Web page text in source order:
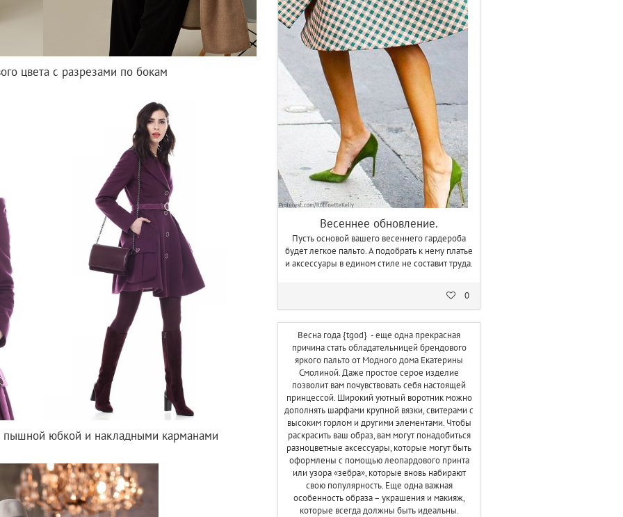
цвета с разрезами по бокам
Весеннее обновление.
Пусть основой вашего весеннего гардероба
будет легкое пальто. А подобрать к нему платье
и аксессуары в едином стиле не составит труда.
0
пышной юбкой и накладными карманами
Весна года {tgod} - еще одна прекрасная
причина стать обладательницей брендового
яркого пальтоот Модного дома Екатерины
Смолиной. Даже простое серое изделие
позволит вам почувствовать себя настоящей
принцессой. Широкий уютный воротник можно
дополнять шарфами крупной вязки, свитерами с
высоким горлом и другими элементами. Чтобы
раскрасить ваш образ, вам могут понадобиться
разноцветные аксессуары, которые могут быть
оформлены с помощью леопардового принта
или узора «зебра», которые вновь набирают
свою популярность. Еще одна важная
особенность образа – украшения и макияж,
которые всегда должны быть идеальны.